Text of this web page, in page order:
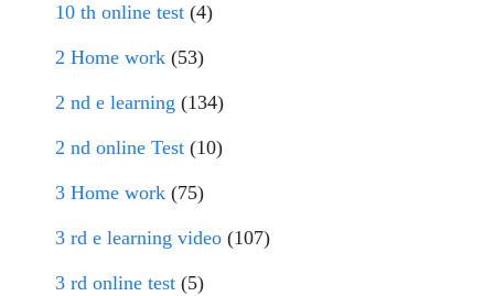
10 th online test (4)
2 Home work (53)
2 nd e learning (134)
2 nd online Test (10)
3 Home work (75)
3 rd e learning video (107)
3 rd online test (5)